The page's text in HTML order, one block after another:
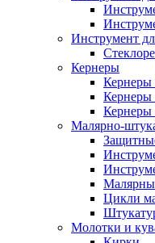
Инструмент
Кернеры
Кернеры
Кернеры
Малярно-
Цикли
Молотки и